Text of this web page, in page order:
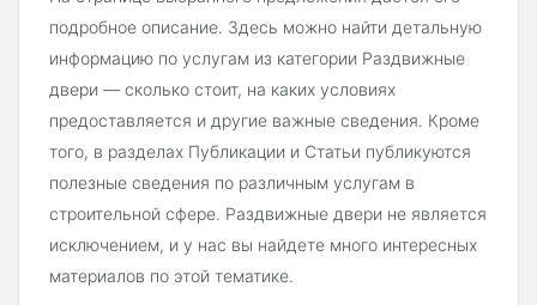
подробное описание. Здесь можно найти детальную
информацию по услугам из категории Раздвижные
двери — сколько стоит, на каких условиях
предоставляется и другие важные сведения. Кроме
того, в разделах Публикации и Статьи публикуются
полезные сведения по различным услугам в
строительной сфере. Раздвижные двери не является
исключением, и у нас вы найдете много интересных
материалов по этой тематике.